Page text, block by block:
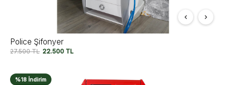
Police Şifonyer
27.500TL 22.500 TL
%18 İndirim